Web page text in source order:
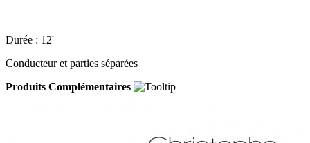
Durée : 12'
Conducteur et parties séparées
Produits Complémentaires